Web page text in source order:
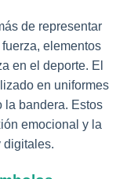
de representar
elementos
en el deporte. El
en uniformes
la bandera. Estos
emocional y la
digitales.